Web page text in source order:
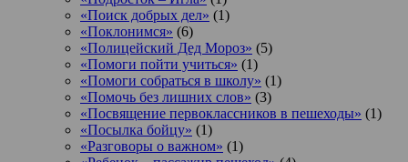
«Поиск добрых дел» (1)
«Поклонимся» (6)
«Полицейский Дед Мороз» (5)
«Помоги пойти учиться» (1)
«Помоги собраться в школу» (1)
«Помочь без лишних слов» (3)
«Посвящение первоклассников в пешеходы» (1)
«Посылка бойцу» (1)
«Разговоры о важном» (1)